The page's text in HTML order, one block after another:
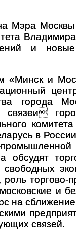
Мэра
и
«Минск и
города
связеи
в
и
на
связей.